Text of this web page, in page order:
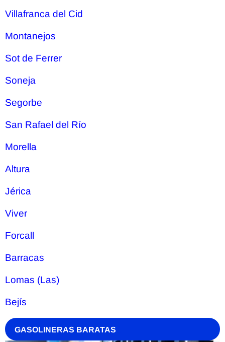
Villafranca del Cid
Montanejos
Sot de Ferrer
Soneja
Segorbe
San Rafael del Río
Morella
Altura
Jérica
Viver
Forcall
Barracas
Lomas (Las)
Bejís
GASOLINERAS BARATAS